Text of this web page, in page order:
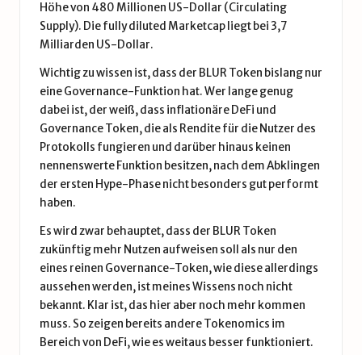
Höhe von 480 Millionen US-Dollar (Circulating
Supply). Die fully diluted Marketcap liegt bei 3,7
Milliarden US-Dollar.
Wichtig zu wissen ist, dass der BLUR Token bislang nur
eine Governance-Funktion hat. Wer lange genug
dabei ist, der weiß, dass inflationäre DeFi und
Governance Token, die als Rendite für die Nutzer des
Protokolls fungieren und darüber hinaus keinen
nennenswerte Funktion besitzen, nach dem Abklingen
der ersten Hype-Phase nicht besonders gut performt
haben.
Es wird zwar behauptet, dass der BLUR Token
zukünftig mehr Nutzen aufweisen soll als nur den
eines reinen Governance-Token, wie diese allerdings
aussehen werden, ist meines Wissens noch nicht
bekannt. Klar ist, das hier aber noch mehr kommen
muss. So zeigen bereits andere Tokenomics im
Bereich von DeFi, wie es weitaus besser funktioniert.